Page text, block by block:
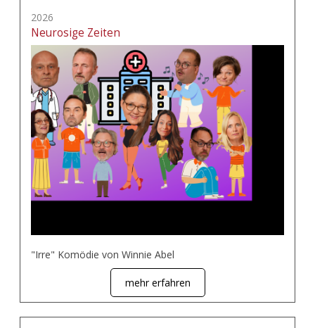
2026
Neurosige Zeiten
"Irre" Komödie von Winnie Abel
mehr erfahren